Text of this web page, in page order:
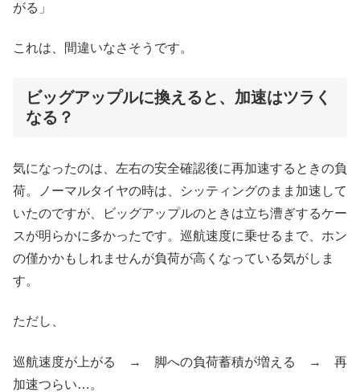
がる」
これは、間違いなさそうです。
ビッグアップルに換えると、加速はツラく
なる？
気になったのは、左右の安全確認後に再加速するときの負
荷。ノーマルタイヤの時は、シッティングのまま加速して
いたのですが、ビッグアップルのときは立ち漕ぎするケー
スが明らかに多かったです。巡航速度に乗せるまで、ホン
の僅かかもしれませんが負荷が高くなっている気がしま
す。
ただし、
巡航速度が上がる → 脚への負荷蓄積が増える → 再
加速つらい…。